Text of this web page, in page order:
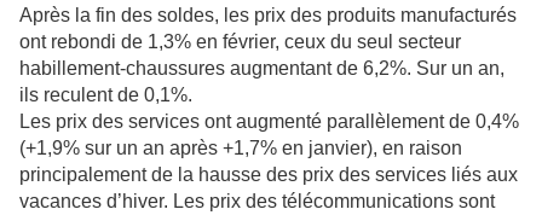
Après la fin des soldes, les prix des produits manufacturés
ont rebondi de 1,3% en février, ceux du seul secteur
habillement-chaussures augmentant de 6,2%. Sur un an,
ils reculent de 0,1%.
Les prix des services ont augmenté parallèlement de 0,4%
(+1,9% sur un an après +1,7% en janvier), en raison
principalement de la hausse des prix des services liés aux
vacances d’hiver. Les prix des télécommunications sont